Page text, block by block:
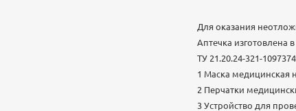
Для оказания
Аптечка изготовлена
ТУ 21.20.24-321-
1 Маска медицинская
2 Перчатки
3 Устройство для